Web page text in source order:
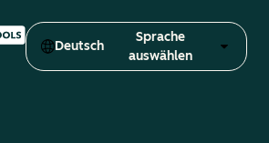
Deutsch
Sprache
auswählen